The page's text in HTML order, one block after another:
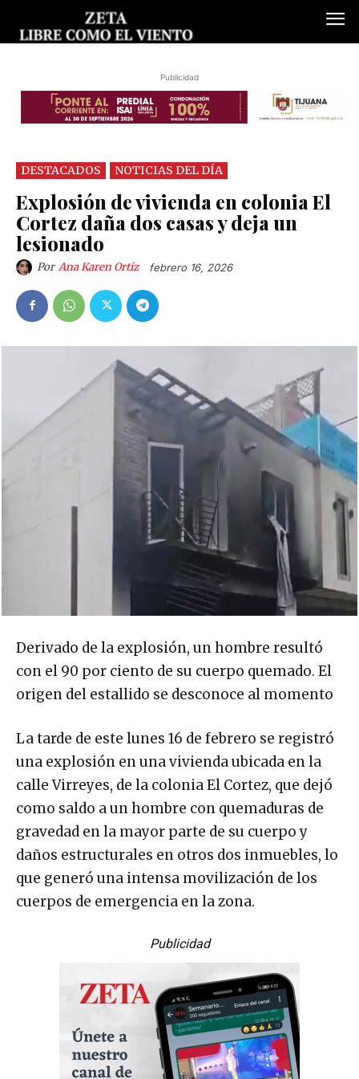
Publicidad
DESTACADOS NOTICIAS DEL DÍA
Explosión de vivienda en colonia El
Cortez daña dos casas y deja un
lesionado
Por Ana Karen Ortiz febrero 16, 2026
Derivado de la explosión, un hombre resultó
con el 90 por ciento de su cuerpo quemado. El
origen del estallido se desconoce al momento
La tarde de este lunes 16 de febrero se registró
una explosión en una vivienda ubicada en la
calle Virreyes, de la colonia El Cortez, que dejó
como saldo a un hombre con quemaduras de
gravedad en la mayor parte de su cuerpo y
daños estructurales en otros dos inmuebles, lo
que generó una intensa movilización de los
cuerpos de emergencia en la zona.
Publicidad